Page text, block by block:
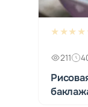
211